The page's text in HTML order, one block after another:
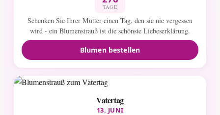
TAGE
Schenken Sie Ihrer Mutter einen Tag, den sie nie vergessen
wird - ein Blumenstrauß ist die schönste Liebeserklärung.
Blumen bestellen
Vatertag
13. JUNI